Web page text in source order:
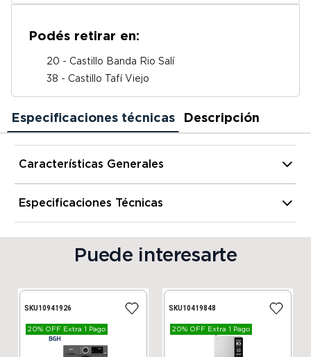
Podés retirar en:
20 - Castillo Banda Rio Salí
38 - Castillo Tafí Viejo
Especificaciones técnicas Descripción
Características Generales
Memoria RAM
Procesador
octa-core 2GHz
Bateria 5.000 mAh
Especificaciones Técnicas
Alto 16.3 mm
Profundidad 0.8 mm
Puede interesarte
SKU10941926
20% OFF Extra 1 Pago
SKU10419848
20% OFF Extra 1 Pago